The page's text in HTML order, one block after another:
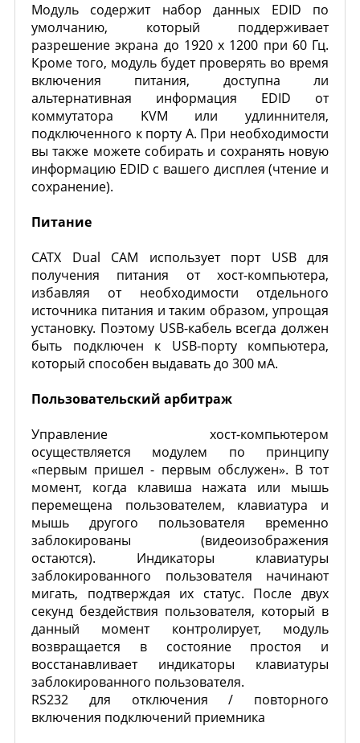
Модуль содержит набор данных EDID по
умолчанию, который поддерживает
разрешение экрана до 1920 x 1200 при 60 Гц.
Кроме того, модуль будет проверять во время
включения питания, доступна ли
альтернативная информация EDID от
коммутатора KVM или удлиннителя,
подключенного к порту A. При необходимости
вы также можете собирать и сохранять новую
информацию EDID с вашего дисплея (чтение и
сохранение).
Питание
CATX Dual CAM использует порт USB для
получения питания от хост-компьютера,
избавляя от необходимости отдельного
источника питания и таким образом, упрощая
установку. Поэтому USB-кабель всегда должен
быть подключен к USB-порту компьютера,
который способен выдавать до 300 мА.
Пользовательский арбитраж
Управление хост-компьютером
осуществляется модулем по принципу
«первым пришел - первым обслужен». В тот
момент, когда клавиша нажата или мышь
перемещена пользователем, клавиатура и
мышь другого пользователя временно
заблокированы (видеоизображения
остаются). Индикаторы клавиатуры
заблокированного пользователя начинают
мигать, подтверждая их статус. После двух
секунд бездействия пользователя, который в
данный момент контролирует, модуль
возвращается в состояние простоя и
восстанавливает индикаторы клавиатуры
заблокированного пользователя.
RS232 для отключения / повторного
включения подключений приемника